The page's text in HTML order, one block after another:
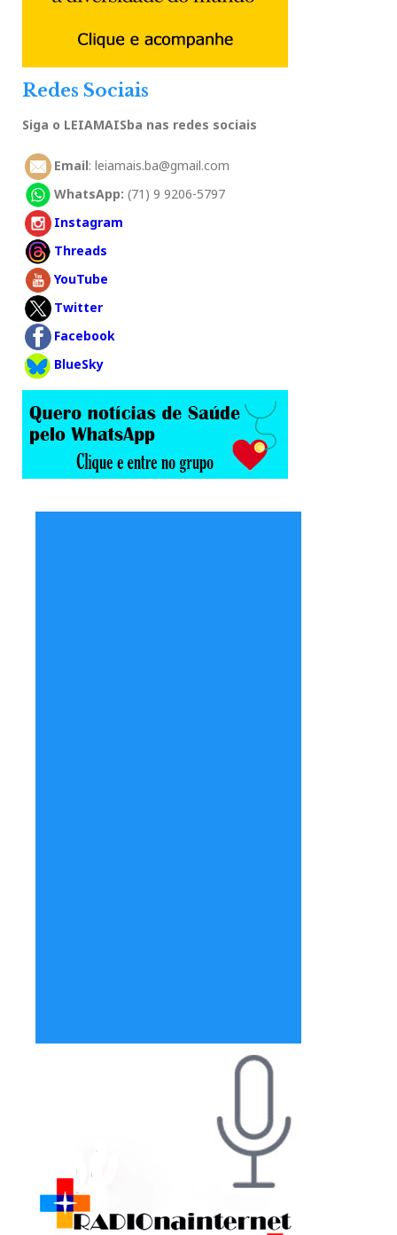
Redes Sociais
Siga o LEIAMAISba nas redes sociais
Email: leiamais.ba@gmail.com
WhatsApp: (71) 9 9206-5797
Instagram
Threads
YouTube
Twitter
Facebook
BlueSky